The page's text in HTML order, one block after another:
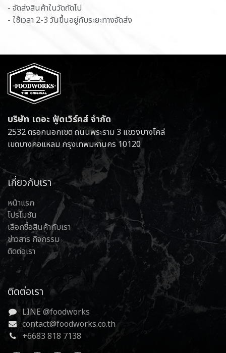
- จัดส่งสินค้าในวัดถัดไป
- ใช้เวลา 2-3 วันขึ้นอยู่กับระยะทางจัดส่ง
บริษัท เดอะ ฟู้ดเวิร์คส์ จำกัด
2532 ตรอกนอกเขต ถนนพระราม 3 แขวงบางโคล่
เขตบางคอแหลม กรุงเทพมหานคร 10120
เกี่ยวกับเรา
หน้าแรก
โปรโมชัน
เลือกซื้อสินค้ากับเรา
ข่าวสาร กิจกรรม
ติดต่อเรา
ติดต่อเรา
LINE @foodworks
contact@foodworks.co.th
+6683 818 7138